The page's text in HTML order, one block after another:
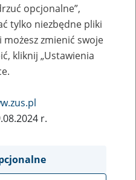
zakładanie profili
firmy
opcjonalne”,
tylko niezbędne pliki
możesz zmienić swoje
kliknij „Ustawienia
r.